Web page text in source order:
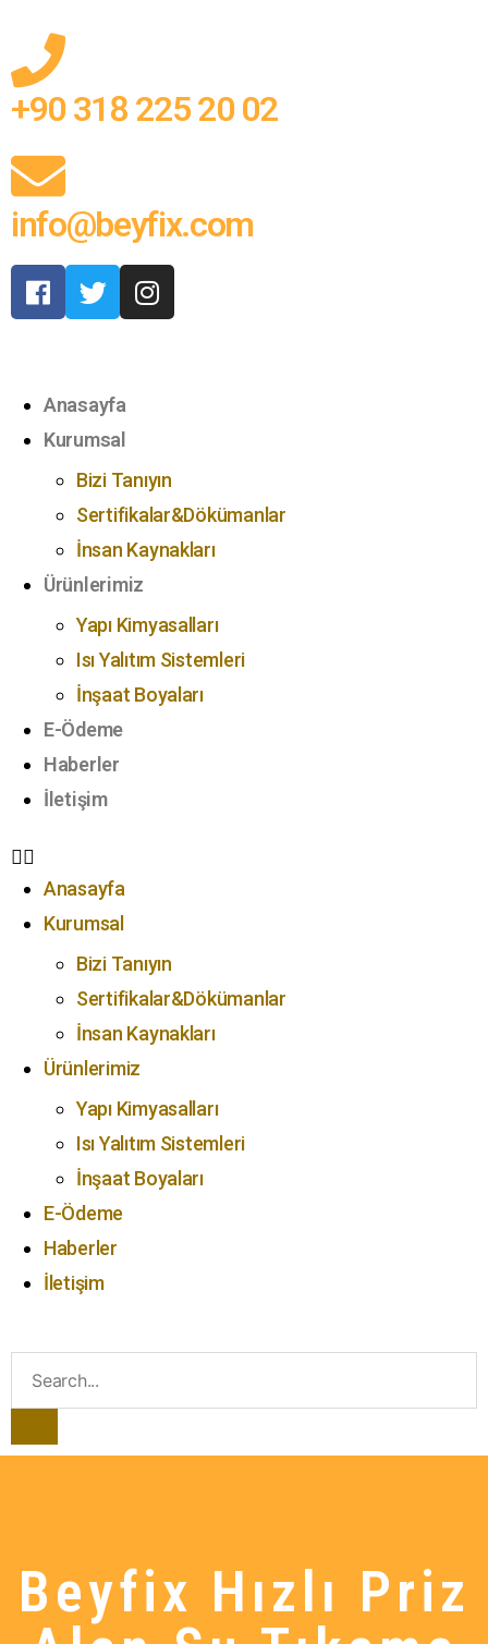
+90 318 225 20 02
info@beyfix.com
Anasayfa
Kurumsal
Bizi Tanıyın
Sertifikalar&Dökümanlar
İnsan Kaynakları
Ürünlerimiz
Yapı Kimyasalları
Isı Yalıtım Sistemleri
İnşaat Boyaları
E-Ödeme
Haberler
İletişim
Anasayfa
Kurumsal
Bizi Tanıyın
Sertifikalar&Dökümanlar
İnsan Kaynakları
Ürünlerimiz
Yapı Kimyasalları
Isı Yalıtım Sistemleri
İnşaat Boyaları
E-Ödeme
Haberler
İletişim
Beyfix Hızlı Priz